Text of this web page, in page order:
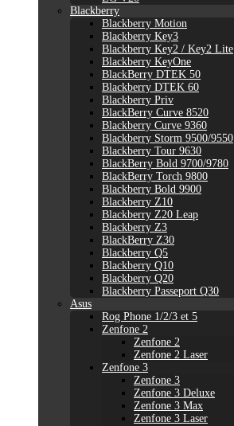
Blackberry
Blackberry Motion
Blackberry Key3
Blackberry Key2 / Key2 Lite
Blackberry KeyOne
BlackBerry DTEK 50
Blackberry DTEK 60
Blackberry Priv
BlackBerry Curve 8520
Blackberry Curve 9360
Blackberry Storm 9500/9550
Blackberry Tour 9630
BlackBerry Bold 9700/9780
BlackBerry Torch 9800
Blackberry Bold 9900
Blackberry Z10
Blackberry Z20 Leap
Blackberry Z3
BlackBerry Z30
Blackberry Q5
Blackberry Q10
Blackberry Q20
Blackberry Passeport Q30
Asus
Rog Phone 1/2/3 et 5
Zenfone 2
Zenfone 2
Zenfone 2 Laser
Zenfone 3
Zenfone 3
Zenfone 3 Deluxe
Zenfone 3 Max
Zenfone 3 Laser